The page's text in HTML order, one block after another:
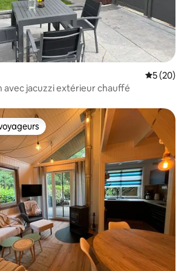
5 (20)
avec jacuzzi extérieur chauffé